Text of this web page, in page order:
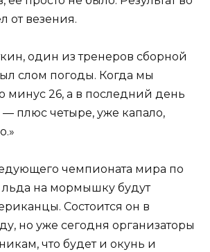
от везения.
один из тренеров сборной
слом погоды. Когда мы
минус 26, а в последний день
плюс четыре, уже капало,
чемпионата мира по
на мормышку будут
Состоится он в
но уже сегодня организаторы
что будет и окунь и